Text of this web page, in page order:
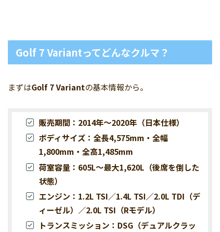
Golf 7 Variantってどんなクルマ？
まずはGolf 7 Variantの基本情報から。
販売期間：2014年～2020年（日本仕様）
ボディサイズ：全長4,575mm・全幅
1,800mm・全高1,485mm
荷室容量：605L～最大1,620L（後席を倒した
状態）
エンジン：1.2L TSI／1.4L TSI／2.0L TDI（デ
ィーゼル）／2.0L TSI（Rモデル）
トランスミッション：DSG（デュアルクラッ